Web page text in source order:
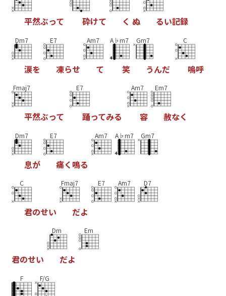
平然ぶって 砕けて く ぬ るい記録
Dm7
涙を
E7
凍らせ
Am7
て
A♭m7
笑
Gm7
うんだ
C
嗚呼
Fmaj7
平然ぶって
E7
踊ってみる
Am7
容
Em7
赦なく
Dm7
息が
E7
痛く 鳴る
Am7 A♭m7 Gm7
C
君のせい
Fmaj7
だよ
E7 Am7 D7
君のせい
Dm
だよ
Em
F F/G